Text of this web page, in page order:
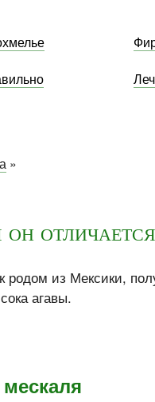
»
родом из Мексики,
агавы.